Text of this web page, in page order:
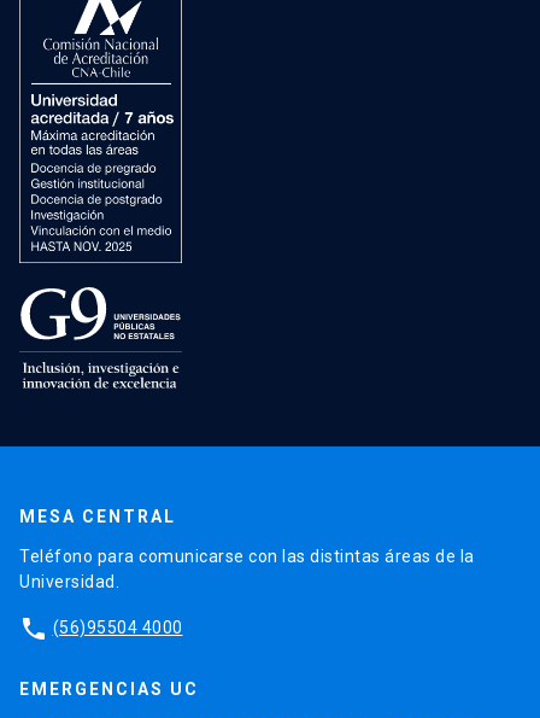
MESA CENTRAL
Teléfono para comunicarse con las distintas áreas de la
Universidad.
phone (56)95504 4000
EMERGENCIAS UC